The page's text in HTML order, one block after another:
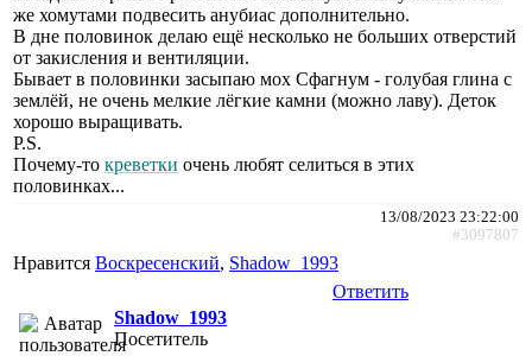
же хомутами подвесить анубиас дополнительно.
В дне половинок делаю ещё несколько не больших отверстий
от закисления и вентиляции.
Бывает в половинки засыпаю мох Сфагнум - голубая глина с
землёй, не очень мелкие лёгкие камни (можно лаву). Деток
хорошо выращивать.
P.S.
Почему-то креветки очень любят селиться в этих
половинках...
13/08/2023 23:22:00
#3097807
Нравится Воскресенский, Shadow_1993
Ответить
Shadow_1993
Посетитель